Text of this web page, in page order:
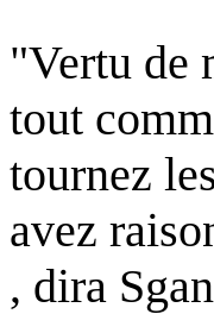
"Vertu de
tout
tournez
avez
, dira